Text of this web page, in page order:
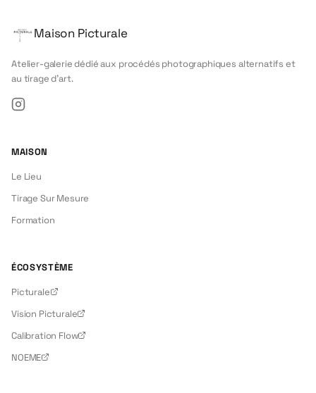
Maison Picturale
Atelier-galerie dédié aux procédés photographiques alternatifs et
au tirage d'art.
MAISON
Le Lieu
Tirage Sur Mesure
Formation
ÉCOSYSTÈME
Picturale
Vision Picturale
Calibration Flow
NOEME